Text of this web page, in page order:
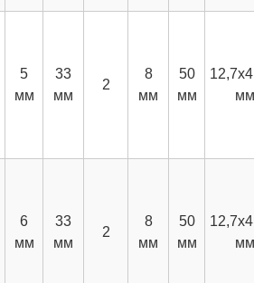
5
мм
33
мм
2
8
мм
50
мм
мм
6
мм
33
мм
2
8
мм
50
мм
мм